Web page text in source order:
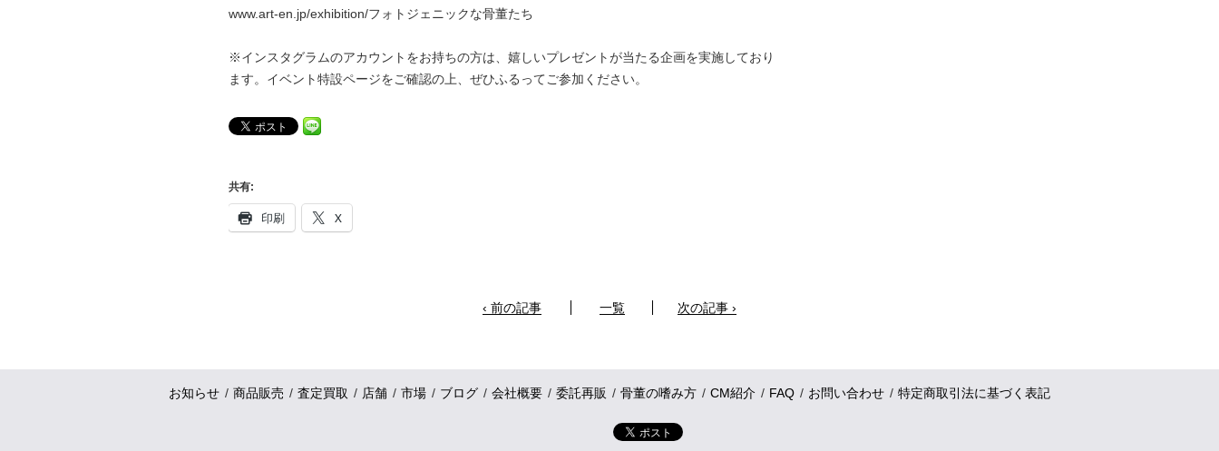
www.art-en.jp/exhibition/フォトジェニックな骨董たち
※インスタグラムのアカウントをお持ちの方は、嬉しいプレゼントが当たる企画を実施しており
ます。イベント特設ページをご確認の上、ぜひふるってご参加ください。
共有:
印刷 X
‹ 前の記事 一覧 次の記事 ›
お知らせ 商品販売 査定買取 店舗 市場 ブログ 会社概要 委託再販 骨董の嗜み方 CM紹介 FAQ お問い合わせ 特定商取引法に基づく表記